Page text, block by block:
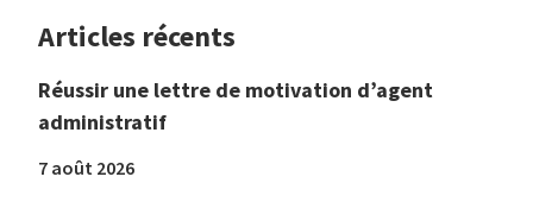
Articles récents
Réussir une lettre de motivation d’agent
administratif
7 août 2026